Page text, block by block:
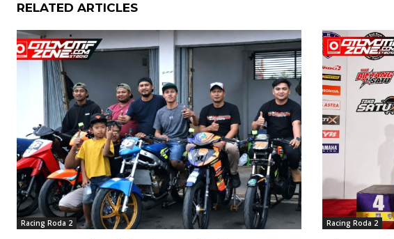
RELATED ARTICLES
Racing Roda 2 Racing Roda 2